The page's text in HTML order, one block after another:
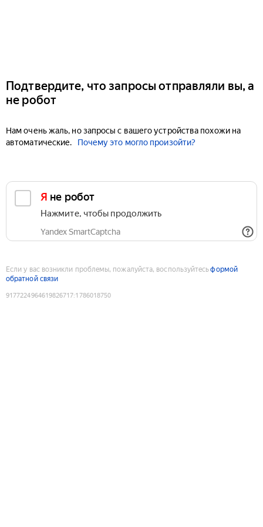
Подтвердите, что запросы отправляли вы, а
не робот
Нам очень жаль, но запросы с вашего устройства похожи на
автоматические.
Почему это могло произойти?
Я не робот
Нажмите, чтобы продолжить
Yandex SmartCaptcha
Если у вас возникли проблемы, пожалуйста, воспользуйтесьформой
обратной связи
9177224964619826717:1786018750